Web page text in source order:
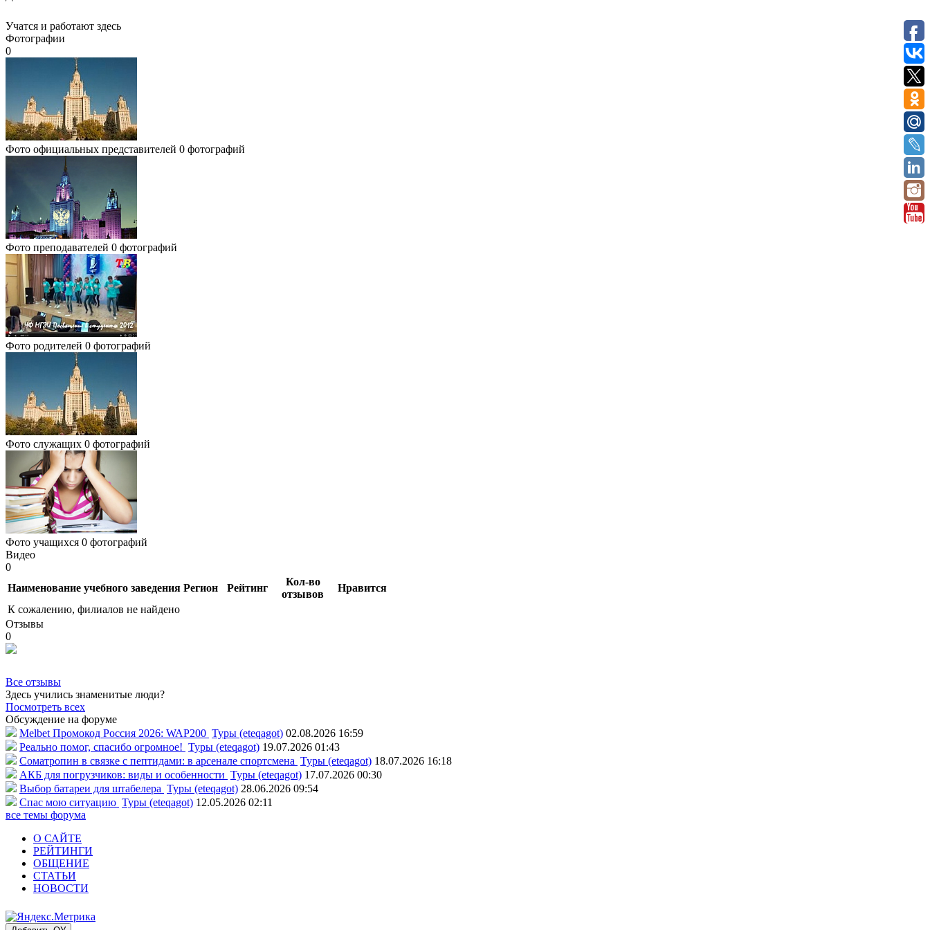
Учатся и работают здесь
Фотографии
0
Фото официальных представителей 0 фотографий
Фото преподавателей 0 фотографий
Фото родителей 0 фотографий
Фото служащих 0 фотографий
Фото учащихся 0 фотографий
Видео
0
Наименование учебного заведения Регион Рейтинг
Кол-во
отзывов
Нравится
К сожалению, филиалов не найдено
Отзывы
0
Все отзывы
Здесь учились знаменитые люди?
Посмотреть всех
Обсуждение на форуме
Melbet Промокод Россия 2026: WAP200 Туры (eteqagot) 02.08.2026 16:59
Реально помог, спасибо огромное! Туры (eteqagot) 19.07.2026 01:43
Соматропин в связке с пептидами: в арсенале спортсмена Туры (eteqagot) 18.07.2026 16:18
АКБ для погрузчиков: виды и особенности Туры (eteqagot) 17.07.2026 00:30
Выбор батареи для штабелера Туры (eteqagot) 28.06.2026 09:54
Спас мою ситуацию Туры (eteqagot) 12.05.2026 02:11
все темы форума
О САЙТЕ
РЕЙТИНГИ
ОБЩЕНИЕ
СТАТЬИ
НОВОСТИ